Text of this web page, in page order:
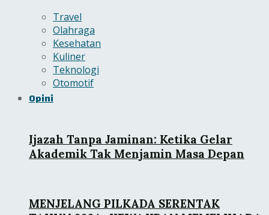
Travel
Olahraga
Kesehatan
Kuliner
Teknologi
Otomotif
Opini
Ijazah Tanpa Jaminan: Ketika Gelar
Akademik Tak Menjamin Masa Depan
MENJELANG PILKADA SERENTAK